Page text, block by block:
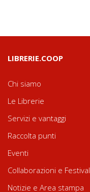
LIBRERIE.COOP
Chi siamo
Le Librerie
Servizi e vantaggi
Raccolta punti
Eventi
Collaborazioni e Festival
Notizie e Area stampa